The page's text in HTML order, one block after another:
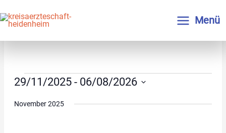
Inhalt
springen
Menü
Veranstaltungen
Ansichten-
Navigation
Veranstaltung
Ansichten-
Navigation
29/11/2025 - 06/08/2026
wählen.
November 2025